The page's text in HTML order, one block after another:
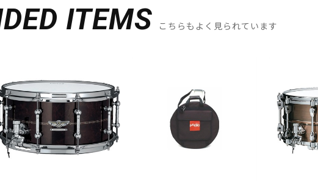
ITEMS こちらもよく見られています